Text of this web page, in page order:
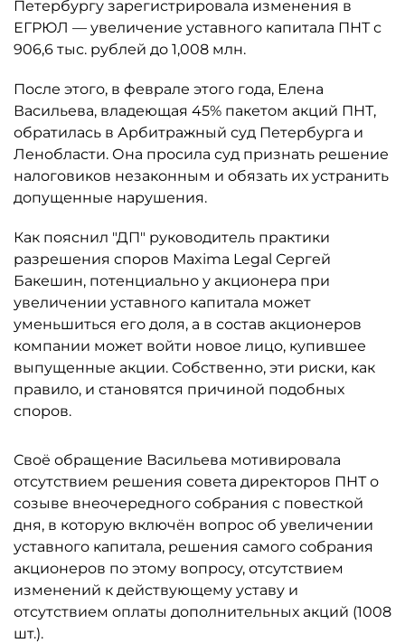
Петербургу зарегистрировала изменения в
ЕГРЮЛ — увеличение уставного капитала ПНТ с
906,6 тыс. рублей до 1,008 млн.
После этого, в феврале этого года, Елена
Васильева, владеющая 45% пакетом акций ПНТ,
обратилась в Арбитражный суд Петербурга и
Ленобласти. Она просила суд признать решение
налоговиков незаконным и обязать их устранить
допущенные нарушения.
Как пояснил "ДП" руководитель практики
разрешения споров Maxima Legal Сергей
Бакешин, потенциально у акционера при
увеличении уставного капитала может
уменьшиться его доля, а в состав акционеров
компании может войти новое лицо, купившее
выпущенные акции. Собственно, эти риски, как
правило, и становятся причиной подобных
споров.
Своё обращение Васильева мотивировала
отсутствием решения совета директоров ПНТ о
созыве внеочередного собрания с повесткой
дня, в которую включён вопрос об увеличении
уставного капитала, решения самого собрания
акционеров по этому вопросу, отсутствием
изменений к действующему уставу и
отсутствием оплаты дополнительных акций (1008
шт.).